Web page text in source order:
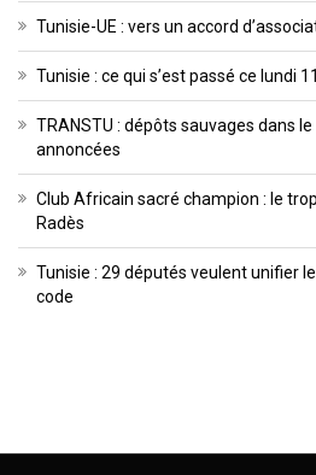
Tunisie-UE : vers un accord
Tunisie : ce qui s’est passé ce lundi
TRANSTU : dépôts sauvages dans
annoncées
Club Africain sacré champion : le
Radès
Tunisie : 29 députés veulent unifier
code